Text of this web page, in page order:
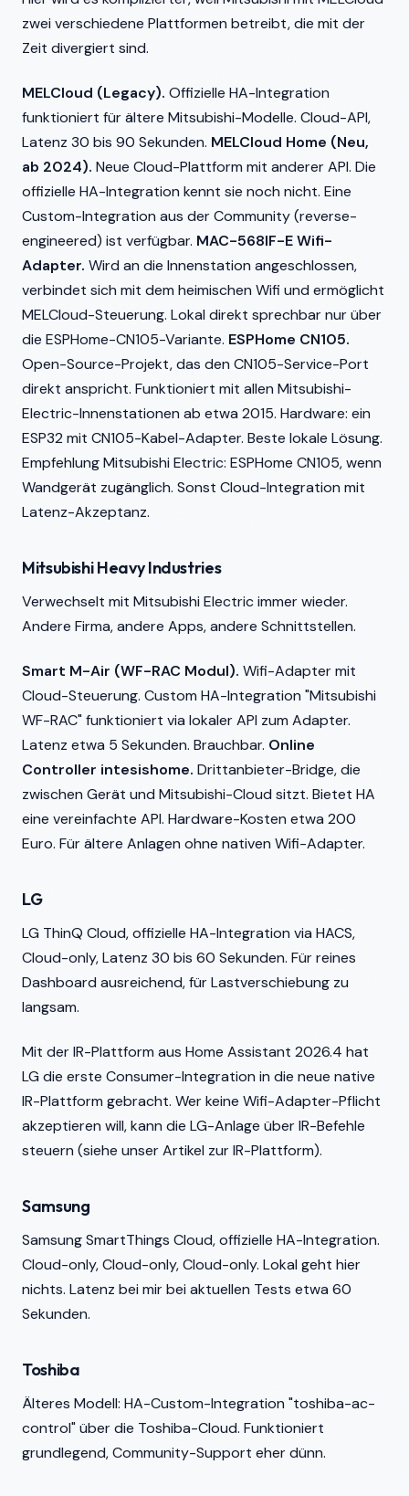
zwei verschiedene Plattformen betreibt, die mit der
Zeit divergiert sind.
MELCloud (Legacy). Offizielle HA-Integration
funktioniert für ältere Mitsubishi-Modelle. Cloud-API,
Latenz 30 bis 90 Sekunden. MELCloud Home (Neu,
ab 2024). Neue Cloud-Plattform mit anderer API. Die
offizielle HA-Integration kennt sie noch nicht. Eine
Custom-Integration aus der Community (reverse-
engineered) ist verfügbar. MAC-568IF-E Wifi-
Adapter. Wird an die Innenstation angeschlossen,
verbindet sich mit dem heimischen Wifi und ermöglicht
MELCloud-Steuerung. Lokal direkt sprechbar nur über
die ESPHome-CN105-Variante. ESPHome CN105.
Open-Source-Projekt, das den CN105-Service-Port
direkt anspricht. Funktioniert mit allen Mitsubishi-
Electric-Innenstationen ab etwa 2015. Hardware: ein
ESP32 mit CN105-Kabel-Adapter. Beste lokale Lösung.
Empfehlung Mitsubishi Electric: ESPHome CN105, wenn
Wandgerät zugänglich. Sonst Cloud-Integration mit
Latenz-Akzeptanz.
Mitsubishi Heavy Industries
Verwechselt mit Mitsubishi Electric immer wieder.
Andere Firma, andere Apps, andere Schnittstellen.
Smart M-Air (WF-RAC Modul). Wifi-Adapter mit
Cloud-Steuerung. Custom HA-Integration "Mitsubishi
WF-RAC" funktioniert via lokaler API zum Adapter.
Latenz etwa 5 Sekunden. Brauchbar. Online
Controller intesishome. Drittanbieter-Bridge, die
zwischen Gerät und Mitsubishi-Cloud sitzt. Bietet HA
eine vereinfachte API. Hardware-Kosten etwa 200
Euro. Für ältere Anlagen ohne nativen Wifi-Adapter.
LG
LG ThinQ Cloud, offizielle HA-Integration via HACS,
Cloud-only, Latenz 30 bis 60 Sekunden. Für reines
Dashboard ausreichend, für Lastverschiebung zu
langsam.
Mit der IR-Plattform aus Home Assistant 2026.4 hat
LG die erste Consumer-Integration in die neue native
IR-Plattform gebracht. Wer keine Wifi-Adapter-Pflicht
akzeptieren will, kann die LG-Anlage über IR-Befehle
steuern (siehe unser Artikel zur IR-Plattform).
Samsung
Samsung SmartThings Cloud, offizielle HA-Integration.
Cloud-only, Cloud-only, Cloud-only. Lokal geht hier
nichts. Latenz bei mir bei aktuellen Tests etwa 60
Sekunden.
Toshiba
Älteres Modell: HA-Custom-Integration "toshiba-ac-
control" über die Toshiba-Cloud. Funktioniert
grundlegend, Community-Support eher dünn.